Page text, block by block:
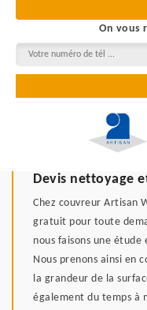
On vous
Devis nettoyage
Chez couvreur Artisan
gratuit pour toute
nous faisons une
Nous prenons ainsi en
la grandeur de la
également du temps à